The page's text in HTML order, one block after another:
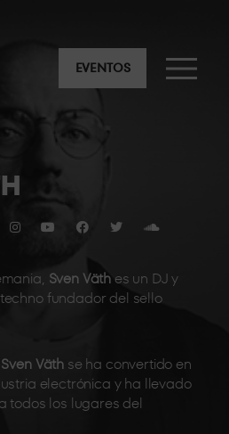
EVENTOS
Sven Väthes un DJ y
fundador del sello
Sven Väth se ha convertido en
electrónica y ha llevado
todos los lugares del